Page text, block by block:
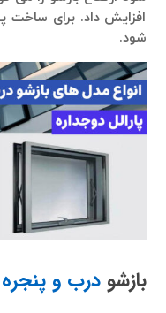
افزایش داد. برای ساخت
شود.
بازشو درب و پنجره